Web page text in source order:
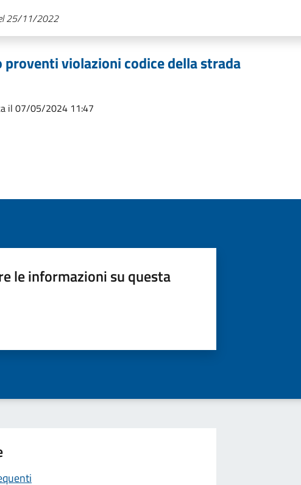
25/11/2022
proventi violazioni codice della strada
il 07/05/2024 11:47
le informazioni su questa